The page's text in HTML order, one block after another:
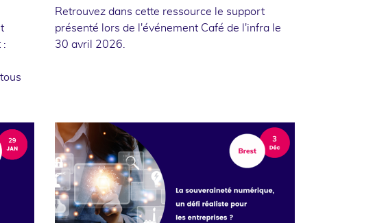
:
Retrouvez dans cette ressource le support
présenté lors de l'événement Café de l'infra le
30 avril 2026.